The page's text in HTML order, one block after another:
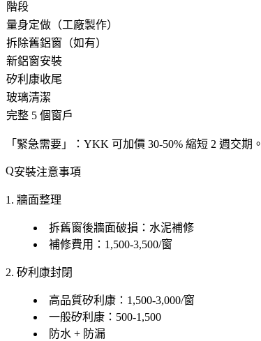
階段
量身定做（工廠製作）
拆除舊鋁窗（如有）
新鋁窗安裝
矽利康收尾
玻璃清潔
完整 5 個窗戶
「緊急需要」：YKK 可加價 30-50% 縮短 2 週交期。
安裝注意事項
1. 牆面整理
拆舊窗後牆面破損：水泥補修
補修費用：1,500-3,500/窗
2. 矽利康封閉
高品質矽利康：1,500-3,000/窗
一般矽利康：500-1,500
防水 + 防漏